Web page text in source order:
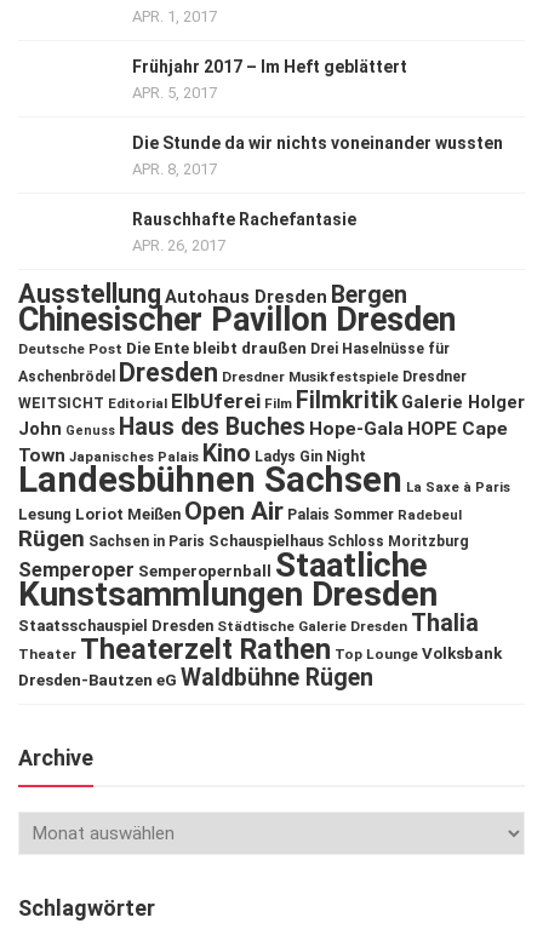
APR. 1, 2017
Frühjahr 2017 – Im Heft geblättert
APR. 5, 2017
Die Stunde da wir nichts voneinander wussten
APR. 8, 2017
Rauschhafte Rachefantasie
APR. 26, 2017
Ausstellung Autohaus Dresden Bergen
Chinesischer Pavillon Dresden
Deutsche Post Die Ente bleibt draußen Drei Haselnüsse für
Aschenbrödel
Dresden Dresdner Musikfestspiele Dresdner
WEITSICHT Editorial ElbUferei Film Filmkritik Galerie Holger
John Genuss Haus des Buches Hope-Gala HOPE Cape
Town Japanisches Palais Kino Ladys Gin Night
Landesbühnen Sachsen La Saxe à Paris
Lesung Loriot Meißen Open Air Palais Sommer Radebeul
Rügen Sachsen in Paris Schauspielhaus Schloss Moritzburg
Semperoper Semperopernball Staatliche
Kunstsammlungen Dresden
Staatsschauspiel Dresden Städtische Galerie Dresden Thalia
Theater Theaterzelt Rathen Top Lounge Volksbank
Dresden-Bautzen eG Waldbühne Rügen
Archive
Schlagwörter